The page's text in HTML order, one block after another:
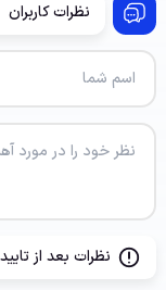
نظرات کاربران
نظرات بعد از